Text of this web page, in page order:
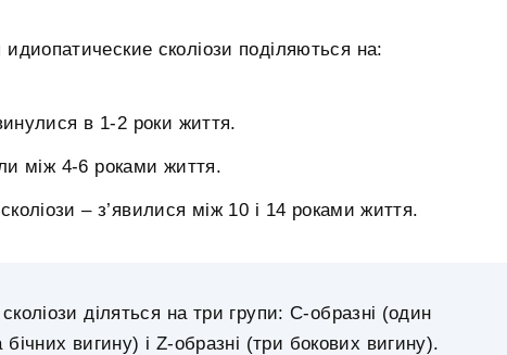
сколіози поділяються на:
в 1-2 роки життя.
між 4-6 роками життя.
– з’явилися між 10 і 14 роками життя.
діляться на три групи: C-образні (один
вигину) і Z-образні (три бокових вигину).